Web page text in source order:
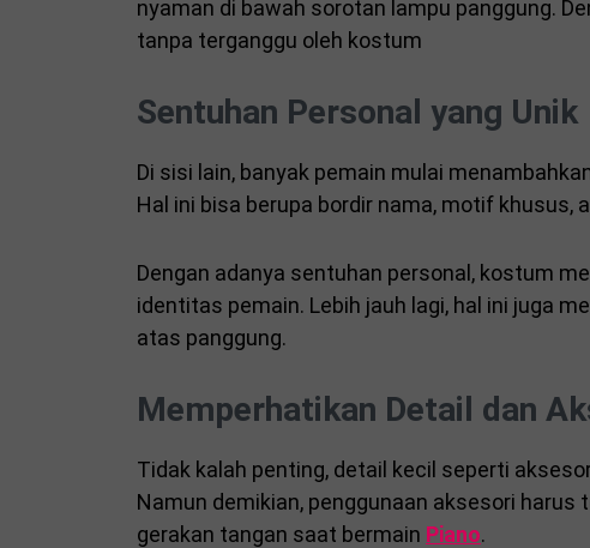
nyaman di bawah sorotan lampu panggung.
tanpa terganggu oleh kostum
Sentuhan Personal yang Unik
Di sisi lain, banyak pemain mulai
Hal ini bisa berupa bordir nama, motif khusus,
Dengan adanya sentuhan personal, kostum
identitas pemain. Lebih jauh lagi, hal ini juga
atas panggung.
Memperhatikan Detail dan
Tidak kalah penting, detail kecil seperti
Namun demikian, penggunaan aksesori
gerakan tangan saat bermain Piano.